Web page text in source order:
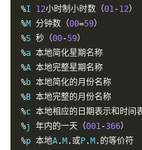
%I 12小时制小时数（01-12）
%M 分钟数（00=59）
%S 秒（00-59）
%a 本地简化星期名称
%A 本地完整星期名称
%b 本地简化的月份名称
%B 本地完整的月份名称
%c 本地相应的日期表示和时间
%j 年内的一天（001-366）
%p 本地A. M .或P. M .的等价符